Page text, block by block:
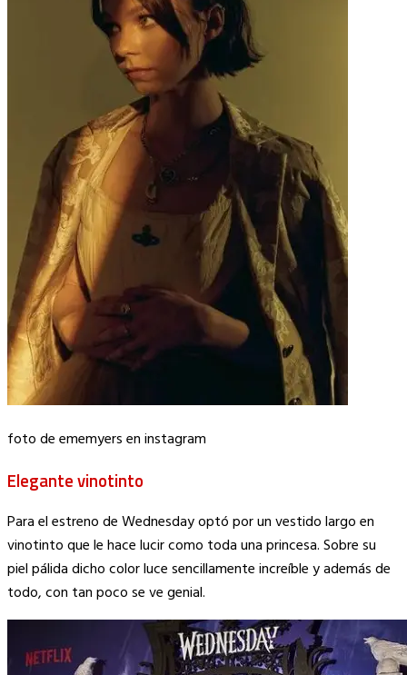
foto de ememyers en instagram
Elegante vinotinto
Para el estreno de Wednesday optó por un vestido largo en
vinotinto que le hace lucir como toda una princesa. Sobre su
piel pálida dicho color luce sencillamente increíble y además de
todo, con tan poco se ve genial.